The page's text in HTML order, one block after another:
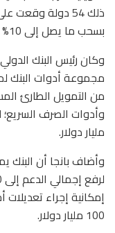
ذلك 54 دولة
بسحب ما يصل إلى 10% من تمويلاتها غير المستخدمة.
وكان رئيس البنك
مجموعة أدوات البنك
من التمويل الطارئ
مليار دولار.
وأضاف بانجا أن البنك
إمكانية إجراء
100 مليار دولار.